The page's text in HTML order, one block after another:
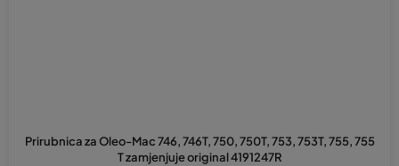
Prirubnica za Oleo-Mac 746, 746T, 750, 750T, 753, 753T, 755, 755
T zamjenjuje original 4191247R